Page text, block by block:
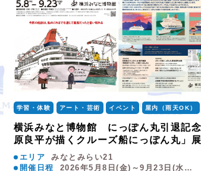
学習・体験 アート・芸術 イベント 屋内（雨天OK）
横浜みなと博物館 にっぽん丸引退記
原良平が描くクルーズ船にっぽん丸」展
エリア
みなとみらい21
開催日程
2026年5月8日(金)～9月23日(水…